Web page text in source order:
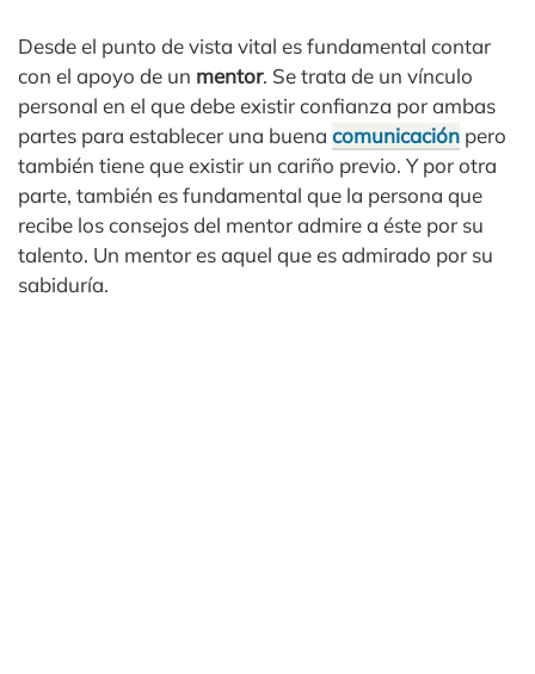
Desde el punto de vista vital es fundamental contar
con el apoyo de un mentor. Se trata de un vínculo
personal en el que debe existir confianza por ambas
partes para establecer una buena comunicación pero
también tiene que existir un cariño previo. Y por otra
parte, también es fundamental que la persona que
recibe los consejos del mentor admire a éste por su
talento. Un mentor es aquel que es admirado por su
sabiduría.